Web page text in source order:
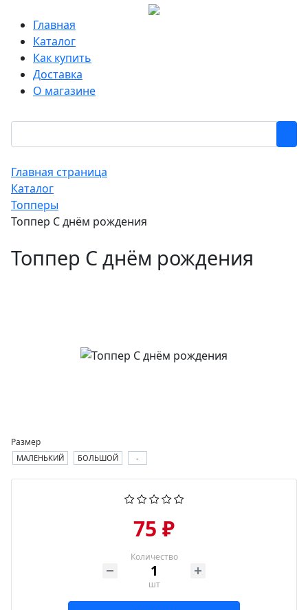
Главная
Каталог
Как купить
Доставка
О магазине
Главная страница
Каталог
Топперы
Топпер С днём рождения
Топпер С днём рождения
Размер
МАЛЕНЬКИЙ БОЛЬШОЙ -
75 ₽
Количество
шт